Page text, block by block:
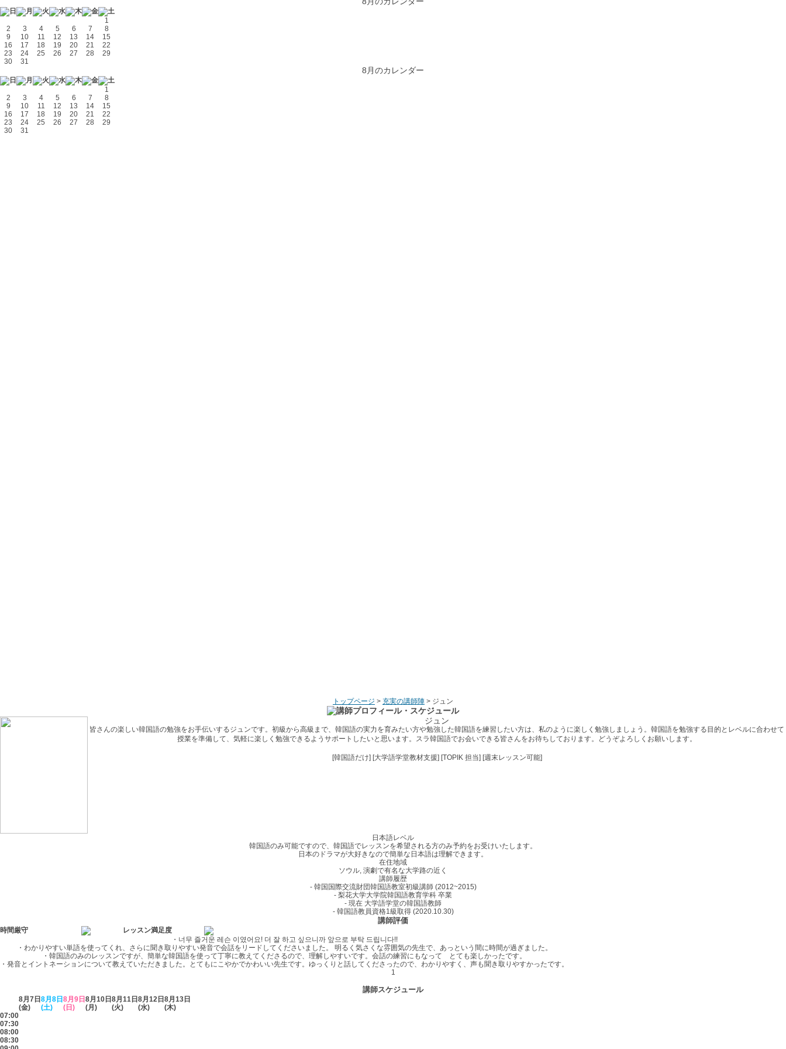
1
2
3 4 5 6 7
8
9
10 11 12 13 14
15
16
17 18 19 20 21
22
23
24 25 26 27 28
29
30
31
8月のカレンダー
1
2
3 4 5 6 7
8
9
10 11 12 13 14
15
16
17 18 19 20 21
22
23
24 25 26 27 28
29
30
31
トップページ > 充実の講師陣 > ジュン
ジュン
皆さんの楽しい韓国語の勉強をお手伝いするジュンです。初級から高級まで、韓国語の実力を育みたい方や勉強した韓国語を練習したい方は、私のように楽しく勉強しましょう。韓国語を勉強する目的とレベルに合わせて
授業を準備して、気軽に楽しく勉強できるようサポートしたいと思います。スラ韓国語でお会いできる皆さんをお待ちしております。どうぞよろしくお願いします。
[韓国語だけ] [大学語学堂教材支援] [TOPIK 担当] [週末レッスン可能]
日本語レベル
韓国語のみ可能ですので、韓国語でレッスンを希望される方のみ予約をお受けいたします。
日本のドラマが大好きなので簡単な日本語は理解できます。
在住地域
ソウル, 演劇で有名な大学路の近く
講師履歴
- 韓国国際交流財団韓国語教室初級講師 (2012~2015)
- 梨花大学大学院韓国語教育学科 卒業
- 現在 大学語学堂の韓国語教師
- 韓国語教員資格1級取得 (2020.10.30)
講師評価
時間厳守
レッスン満足度
・너무 즐거운 레슨 이였어요! 더 잘 하고 싶으니까 앞으로 부탁 드립니다!!
・わかりやすい単語を使ってくれ、さらに聞き取りやすい発音で会話をリードしてくださいました。 明るく気さくな雰囲気の先生で、あっという間に時間が過ぎました。
・韓国語のみのレッスンですが、簡単な韓国語を使って丁寧に教えてくださるので、理解しやすいです。会話の練習にもなって とても楽しかったです。
・発音とイントネーションについて教えていただきました。とてもにこやかでかわいい先生です。ゆっくりと話してくださったので、わかりやすく、声も聞き取りやすかったです。
1
講師スケジュール
8月7日
(金)
8月8日
(土)
8月9日
(日)
8月10日
(月)
8月11日
(火)
8月12日
(水)
8月13日
(木)
07:00
07:30
08:00
08:30